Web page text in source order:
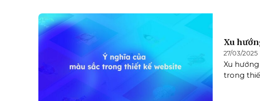
Xu
27/03/2025
Xu
trong